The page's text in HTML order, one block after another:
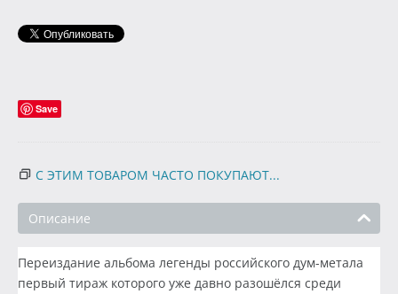
Save
С ЭТИМ ТОВАРОМ ЧАСТО ПОКУПАЮТ...
Описание
Переиздание альбома легенды российского дум-метала
первый тираж которого уже давно разошёлся среди